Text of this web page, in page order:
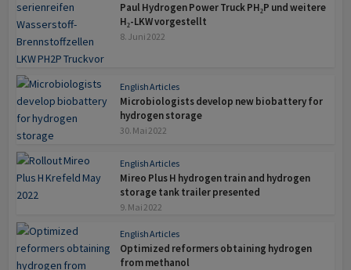
Paul Hydrogen Power Truck PH₂P und weitere
H₂-LKW vorgestellt
8. Juni 2022
English Articles
Microbiologists develop new biobattery for
hydrogen storage
30. Mai 2022
English Articles
Mireo Plus H hydrogen train and hydrogen
storage tank trailer presented
9. Mai 2022
English Articles
Optimized reformers obtaining hydrogen
from methanol